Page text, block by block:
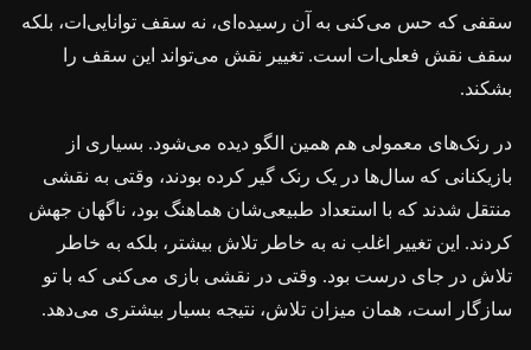
سقفی که حس می‌کنی به آن رسیده‌ای، نه سقف توانایی‌ات، بلکه
سقف نقش فعلی‌ات است. تغییر نقش می‌تواند این سقف را
بشکند.
در رنک‌های معمولی هم همین الگو دیده می‌شود. بسیاری از
بازیکنانی که سال‌ها در یک رنک گیر کرده بودند، وقتی به نقشی
منتقل شدند که با استعداد طبیعی‌شان هماهنگ بود، ناگهان جهش
کردند. این تغییر اغلب نه به خاطر تلاش بیشتر، بلکه به خاطر
تلاش در جای درست بود. وقتی در نقشی بازی می‌کنی که با تو
سازگار است، همان میزان تلاش، نتیجه بسیار بیشتری می‌دهد.